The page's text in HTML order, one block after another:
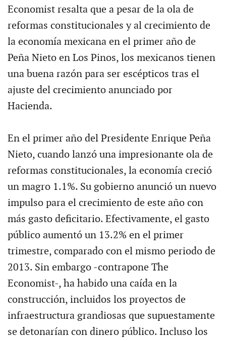
Economist resalta que a pesar de la ola de
reformas constitucionales y al crecimiento de
la economía mexicana en el primer año de
Peña Nieto en Los Pinos, los mexicanos tienen
una buena razón para ser escépticos tras el
ajuste del crecimiento anunciado por
Hacienda.
En el primer año del Presidente Enrique Peña
Nieto, cuando lanzó una impresionante ola de
reformas constitucionales, la economía creció
un magro 1.1%. Su gobierno anunció un nuevo
impulso para el crecimiento de este año con
más gasto deficitario. Efectivamente, el gasto
público aumentó un 13.2% en el primer
trimestre, comparado con el mismo periodo de
2013. Sin embargo -contrapone The
Economist-, ha habido una caída en la
construcción, incluidos los proyectos de
infraestructura grandiosas que supuestamente
se detonarían con dinero público. Incluso los